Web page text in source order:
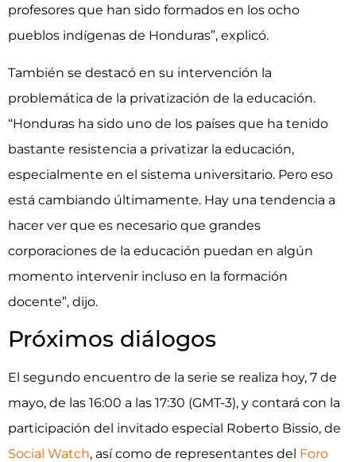
profesores que han sido formados en los ocho
pueblos indígenas de Honduras”, explicó.
También se destacó en su intervención la
problemática de la privatización de la educación.
“Honduras ha sido uno de los países que ha tenido
bastante resistencia a privatizar la educación,
especialmente en el sistema universitario. Pero eso
está cambiando últimamente. Hay una tendencia a
hacer ver que es necesario que grandes
corporaciones de la educación puedan en algún
momento intervenir incluso en la formación
docente”, dijo.
Próximos diálogos
El segundo encuentro de la serie se realiza hoy, 7 de
mayo, de las 16:00 a las 17:30 (GMT-3), y contará con la
participación del invitado especial Roberto Bissio, de
Social Watch, así como de representantes del Foro